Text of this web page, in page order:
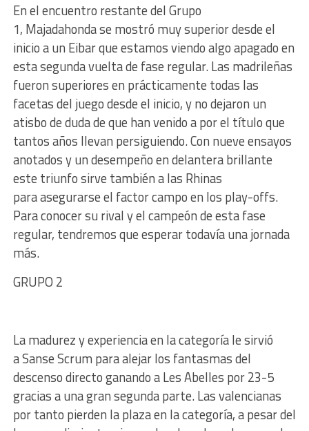
En el encuentro restante del Grupo
1, Majadahonda se mostró muy superior desde el
inicio a un Eibar que estamos viendo algo apagado en
esta segunda vuelta de fase regular. Las madrileñas
fueron superiores en prácticamente todas las
facetas del juego desde el inicio, y no dejaron un
atisbo de duda de que han venido a por el título que
tantos años llevan persiguiendo. Con nueve ensayos
anotados y un desempeño en delantera brillante
este triunfo sirve también a las Rhinas
para asegurarse el factor campo en los play-offs.
Para conocer su rival y el campeón de esta fase
regular, tendremos que esperar todavía una jornada
más.
GRUPO 2
La madurez y experiencia en la categoría le sirvió
a Sanse Scrum para alejar los fantasmas del
descenso directo ganando a Les Abelles por 23-5
gracias a una gran segunda parte. Las valencianas
por tanto pierden la plaza en la categoría, a pesar del